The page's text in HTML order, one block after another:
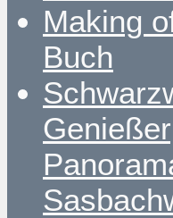
Making
Buch